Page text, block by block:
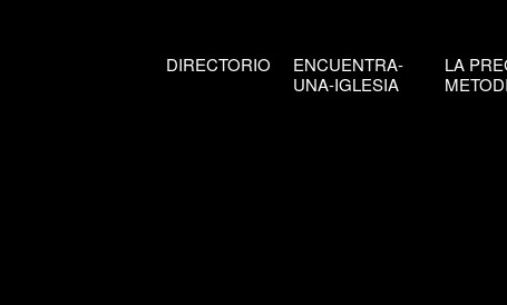
DIRECTORIO
ENCUENTRA-
UNA-IGLESIA
LA